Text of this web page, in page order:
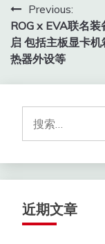
文
章
导
航
Previous:
ROG x EVA联名装
启 包括主板显卡
热器外设等
索：
近期文章